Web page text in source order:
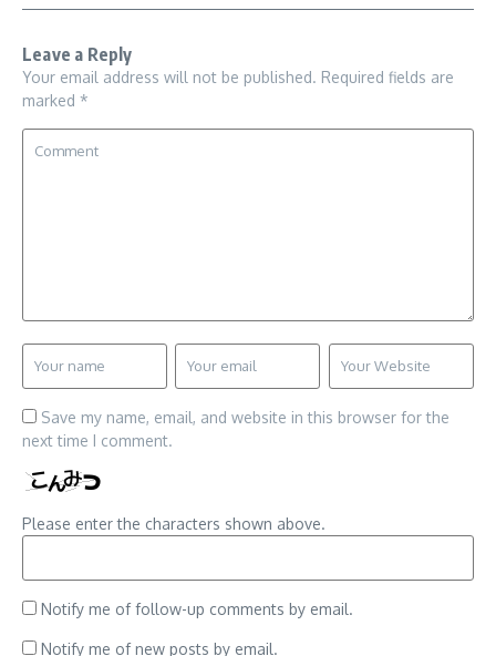
Leave a Reply
Your email address will not be published. Required fields are
marked *
Save my name, email, and website in this browser for the
next time I comment.
Please enter the characters shown above.
Notify me of follow-up comments by email.
Notify me of new posts by email.